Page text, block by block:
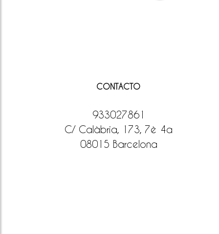
CONTACTO
933027861
C/ Calàbria, 173, 7è 4a
08015 Barcelona